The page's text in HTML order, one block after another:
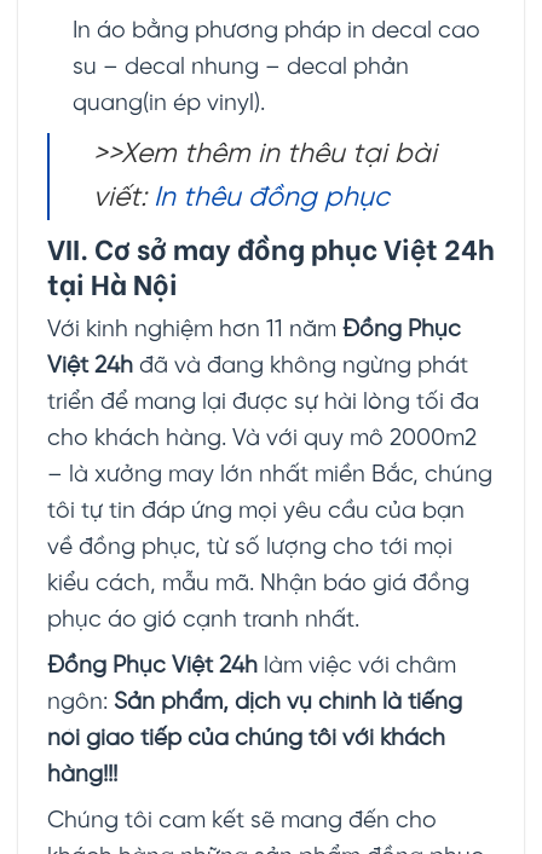
In áo bằng phương pháp in decal cao
su – decal nhung – decal phản
quang(in ép vinyl).
>>Xem thêm in thêu tại bài
viết: In thêu đồng phục
VII. Cơ sở may đồng phục Việt 24h
tại Hà Nội
Với kinh nghiệm hơn 11 năm Đồng Phục
Việt 24h đã và đang không ngừng phát
triển để mang lại được sự hài lòng tối đa
cho khách hàng. Và với quy mô 2000m2
– là xưởng may lớn nhất miền Bắc, chúng
tôi tự tin đáp ứng mọi yêu cầu của bạn
về đồng phục, từ số lượng cho tới mọi
kiểu cách, mẫu mã. Nhận báo giá đồng
phục áo gió cạnh tranh nhất.
Đồng Phục Việt 24h làm việc với châm
ngôn: Sản phẩm, dịch vụ chính là tiếng
nói giao tiếp của chúng tôi với khách
hàng!!!
Chúng tôi cam kết sẽ mang đến cho